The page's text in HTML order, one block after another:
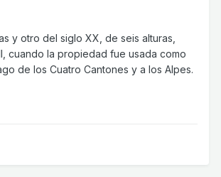
y otro del siglo XX, de seis alturas,
cuando la propiedad fue usada como
de los Cuatro Cantones y a los Alpes.